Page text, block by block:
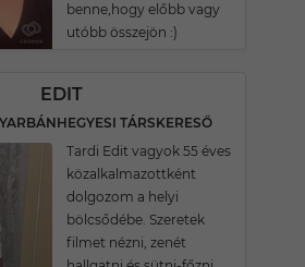
benne,hogy előbb vagy
utóbb összejön :)
EDIT
TÁRSKERESŐ
Tardi Edit vagyok 55 éves
közalkalmazottként
dolgozom a helyi
bölcsődébe. Szeretek
filmet nézni, zenét